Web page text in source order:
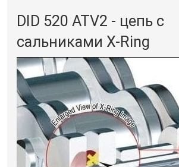
DID 520 ATV2 - цепь с
сальниками X-Ring